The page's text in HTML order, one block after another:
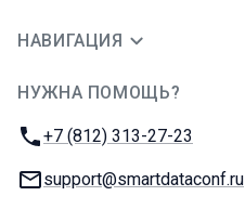
НАВИГАЦИЯ
НУЖНА ПОМОЩЬ?
Телефон:
+7 (812) 313-27-23
E-mail:
support@smartdataconf.ru